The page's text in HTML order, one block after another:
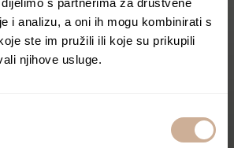
i analizu, a oni ih mogu kombinirati s
ste im pružili ili koje su prikupili
njihove usluge.